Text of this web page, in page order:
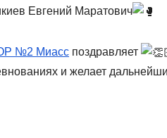
Евгений Маратович
№2 Миасс поздравляет
и желает